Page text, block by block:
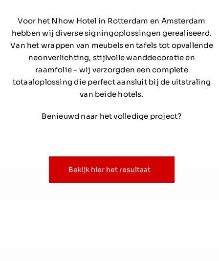
Voor het Nhow Hotel in Rotterdam en Amsterdam
hebben wij diverse signingoplossingen gerealiseerd.
Van het wrappen van meubels en tafels tot opvallende
neonverlichting, stijlvolle wanddecoratie en
raamfolie – wij verzorgden een complete
totaaloplossing die perfect aansluit bij de uitstraling
van beide hotels.
Benieuwd naar het volledige project?
Bekijk hier het resultaat